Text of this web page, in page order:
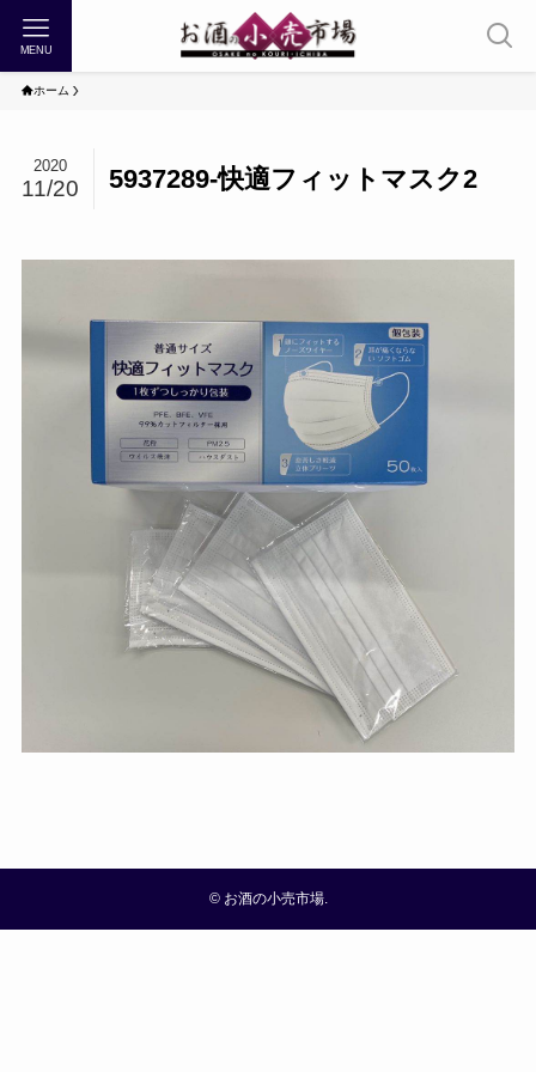
MENU
ホーム
5937289-快適フィットマスク2
2020
11/20
©お酒の小売市場.